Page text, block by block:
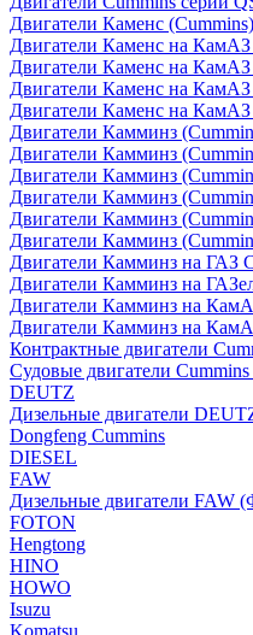
Двигатели Каменс
Двигатели Каменс на КамАЗ
Двигатели Каменс на КамАЗ
Двигатели Каменс на КамАЗ
Двигатели Каменс на КамАЗ
Двигатели Камминз
Двигатели Камминз
Двигатели Камминз
Двигатели Камминз
Двигатели Камминз
Двигатели Камминз
Двигатели Камминз на ГАЗ
Двигатели Камминз на
Двигатели Камминз на
Двигатели Камминз на
Контрактные двигатели
Судовые двигатели
DEUTZ
Дизельные двигатели
Dongfeng Cummins
DIESEL
FAW
Дизельные двигатели FAW
FOTON
Hengtong
HINO
HOWO
Isuzu
Komatsu